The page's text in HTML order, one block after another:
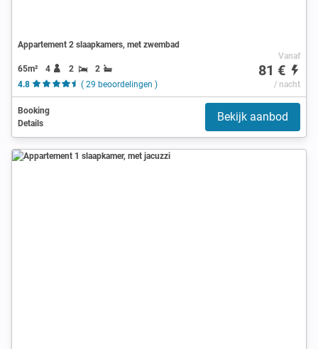
Appartement 2 slaapkamers, met zwembad
65m² 4 2
2
4.8
( 29 beoordelingen )
Vanaf
81 €
/ nacht
Booking
Details
Bekijk aanbod